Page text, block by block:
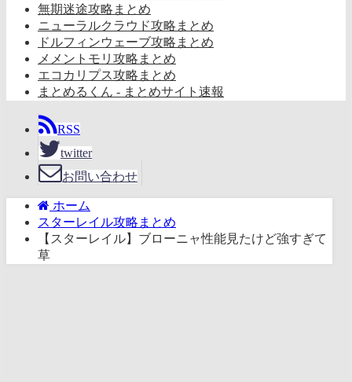
無期迷途攻略まとめ
ニューラルクラウド攻略まとめ
ドルフィンウェーブ攻略まとめ
メメントモリ攻略まとめ
エコカリプス攻略まとめ
まとめるくん - まとめサイト速報
RSS
twitter
お問い合わせ
ホーム
スターレイル攻略まとめ
【スターレイル】ブローニャ性能見たけど強すぎて
草